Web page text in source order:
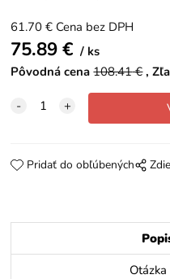
61.70 € Cena bez DPH
75.89€
ks
Pôvodná cena 108.41€
Pridať do obľúbených